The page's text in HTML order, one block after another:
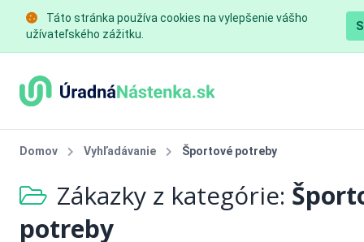
Táto stránka používa cookies na vylepšenie vášho
užívateľského zážitku.
Domov Vyhľadávanie Športové potreby
Zákazky z kategórie:
potreby